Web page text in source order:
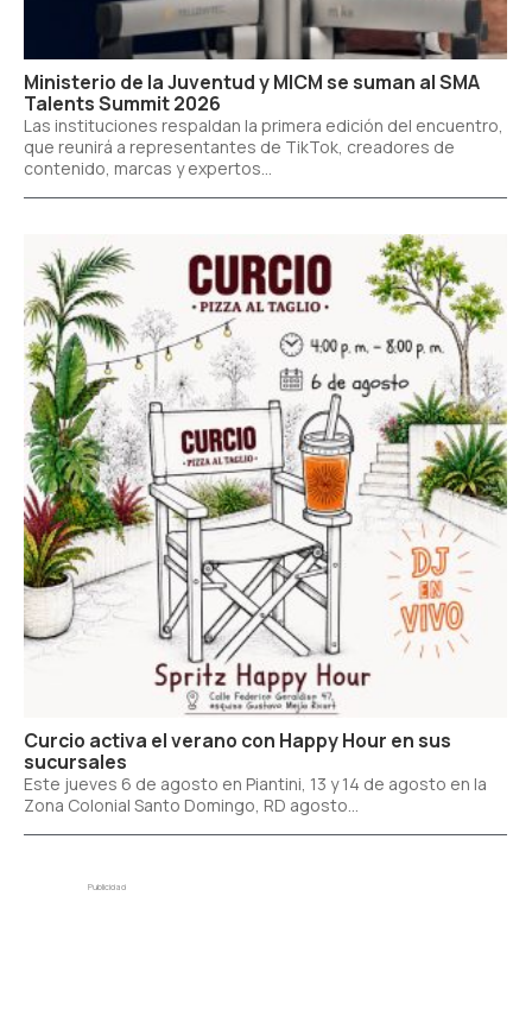
Ministerio de la Juventud y MICM se suman al SMA
Talents Summit 2026
Las instituciones respaldan la primera edición del encuentro,
que reunirá a representantes de TikTok, creadores de
contenido, marcas y expertos...
Curcio activa el verano con Happy Hour en sus
sucursales
Este jueves 6 de agosto en Piantini, 13 y 14 de agosto en la
Zona Colonial Santo Domingo, RD agosto...
Publicidad